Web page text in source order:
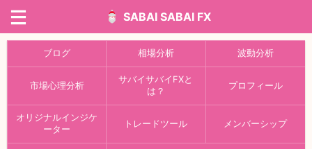
SABAI SABAI FX
ブログ 相場分析 波動分析
市場心理分析
サバイサバイFXと
は？
プロフィール
オリジナルインジケ
ーター
トレードツール メンバーシップ